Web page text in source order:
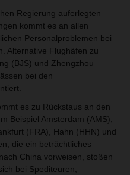
Regierung auferlegten
kommt es an allen
Personalproblemen bei
Alternative Flughäfen zu
(BJS) und Zhengzhou
bei den
es zu Rückstaus an den
Beispiel Amsterdam (AMS),
(FRA), Hahn (HHN) und
die ein beträchtliches
China vorweisen, stoßen
bei Spediteuren,